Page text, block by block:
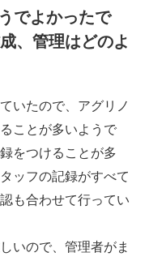
でよかったで
、管理はどのよ
いたので、アグリノ
ことが多いようで
をつけることが多
ッフの記録がすべて
も合わせて行ってい
いので、管理者がま